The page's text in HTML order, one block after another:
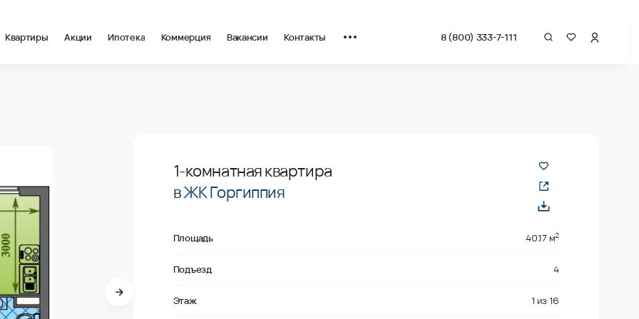
Квартиры Акции Ипотека Коммерция Вакансии Контакты 8 (800) 333-7-111
1-комнатная квартира
вЖК Горгиппия
Площадь 40.17 м2
Подъезд 4
Этаж 1 из 16